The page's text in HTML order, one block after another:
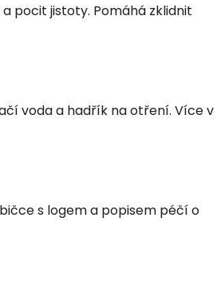
pocit jistoty. Pomáhá zklidnit
voda a hadřík na otření. Více v
s logem a popisem péčí o